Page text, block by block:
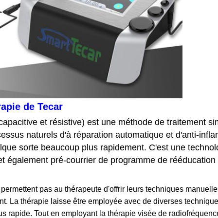
de Tecar
et résistive) est une méthode de traitement
naturels d'à réparation automatique et d'anti-
sorte beaucoup plus rapidement. C'est une
également pré-courrier de programme de
pas au thérapeute d'offrir leurs techniques
La thérapie laisse être employée avec de diverses
rapide. Tout en employant la thérapie visée de